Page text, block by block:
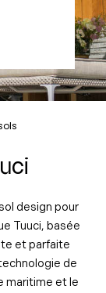
design pour
Tuuci, basée
et parfaite
de
maritime et le